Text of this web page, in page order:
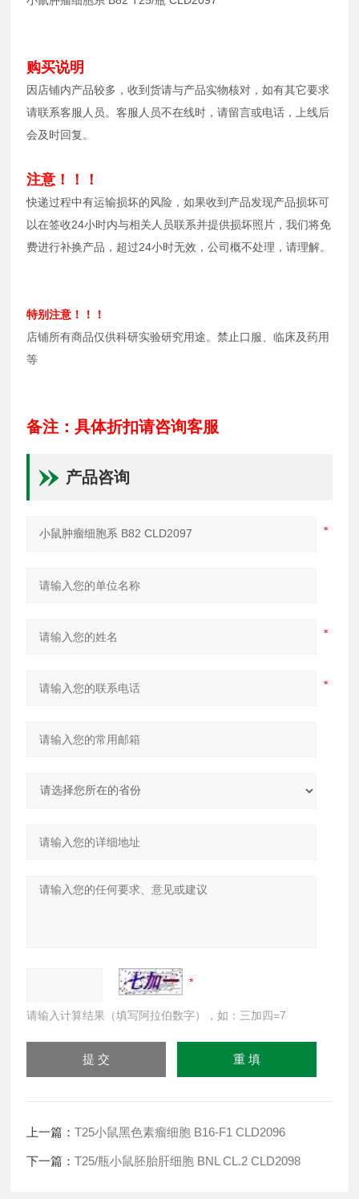
购买说明
因店铺内产品较多，收到货请与产品实物核对，如有其它要求
请联系客服人员。客服人员不在线时，请留言或电话，上线后
会及时回复。
注意！！！
快递过程中有运输损坏的风险，如果收到产品发现产品损坏可
以在签收24小时内与相关人员联系并提供损坏照片，我们将免
费进行补换产品，超过24小时无效，公司概不处理，请理解。
特别注意！！！
店铺所有商品仅供科研实验研究用途。禁止口服、临床及药用
等
备注：具体折扣请咨询客服
产品咨询
请输入计算结果（填写阿拉伯数字），如：三加四=7
上一篇：T25小鼠黑色素瘤细胞 B16-F1 CLD2096
下一篇：T25/瓶小鼠胚胎肝细胞 BNL CL.2 CLD2098